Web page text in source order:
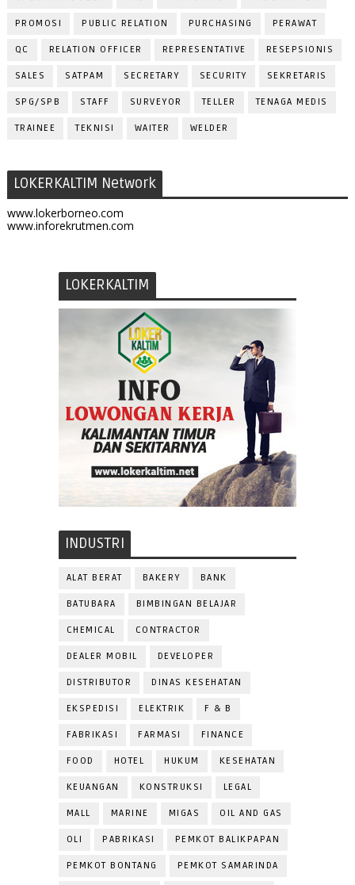
PROMOSI PUBLIC RELATION PURCHASING PERAWAT
QC RELATION OFFICER REPRESENTATIVE RESEPSIONIS
SALES SATPAM SECRETARY SECURITY SEKRETARIS
SPG/SPB STAFF SURVEYOR TELLER TENAGA MEDIS
TRAINEE TEKNISI WAITER WELDER
LOKERKALTIM Network
www.lokerborneo.com
www.inforekrutmen.com
LOKERKALTIM
INDUSTRI
ALAT BERAT BAKERY BANK
BATUBARA BIMBINGAN BELAJAR
CHEMICAL CONTRACTOR
DEALER MOBIL DEVELOPER
DISTRIBUTOR DINAS KESEHATAN
EKSPEDISI ELEKTRIK F & B
FABRIKASI FARMASI FINANCE
FOOD HOTEL HUKUM KESEHATAN
KEUANGAN KONSTRUKSI LEGAL
MALL MARINE MIGAS OIL AND GAS
OLI PABRIKASI PEMKOT BALIKPAPAN
PEMKOT BONTANG PEMKOT SAMARINDA